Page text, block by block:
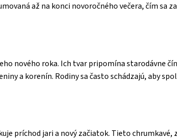
až na konci novoročného večera, čím sa
nového roka. Ich tvar pripomína starodávne
a korenín. Rodiny sa často schádzajú, aby
príchod jari a nový začiatok. Tieto